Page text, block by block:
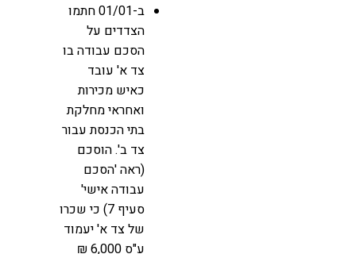
ב-01/01 חתמו
הצדדים על
הסכם עבודה בו
צד א' עובד
כאיש מכירות
ואחראי מחלקת
בתי הכנסת עבור
צד ב'. הוסכם
(ראה 'הסכם
עבודה אישי'
סעיף 7) כי שכרו
של צד א' יעמוד
ע"ס 6,000 ₪